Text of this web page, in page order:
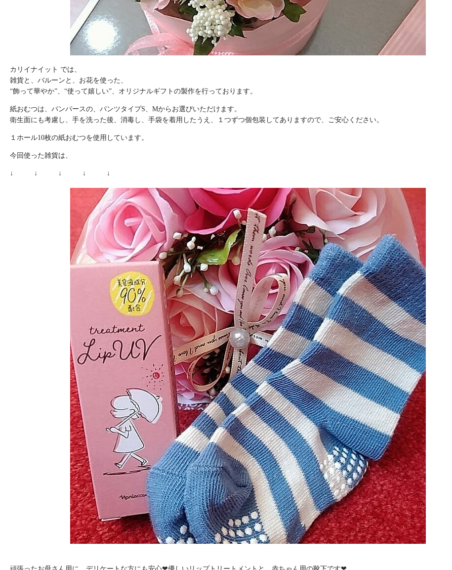
カリイナイット では、
雑貨と、バルーンと、お花を使った、
“飾って華やか”、“使って嬉しい”、オリジナルギフトの製作を行っております。
紙おむつは、パンパースの、パンツタイプS、Mからお選びいただけます。
衛生面にも考慮し、手を洗った後、消毒し、手袋を着用したうえ、１つずつ個包装してありますので、ご安心ください。
１ホール10枚の紙おむつを使用しています。
今回使った雑貨は、
↓ ↓ ↓ ↓ ↓
頑張ったお母さん用に、デリケートな方にも安心❤優しいリップトリートメントと、赤ちゃん用の靴下です❤